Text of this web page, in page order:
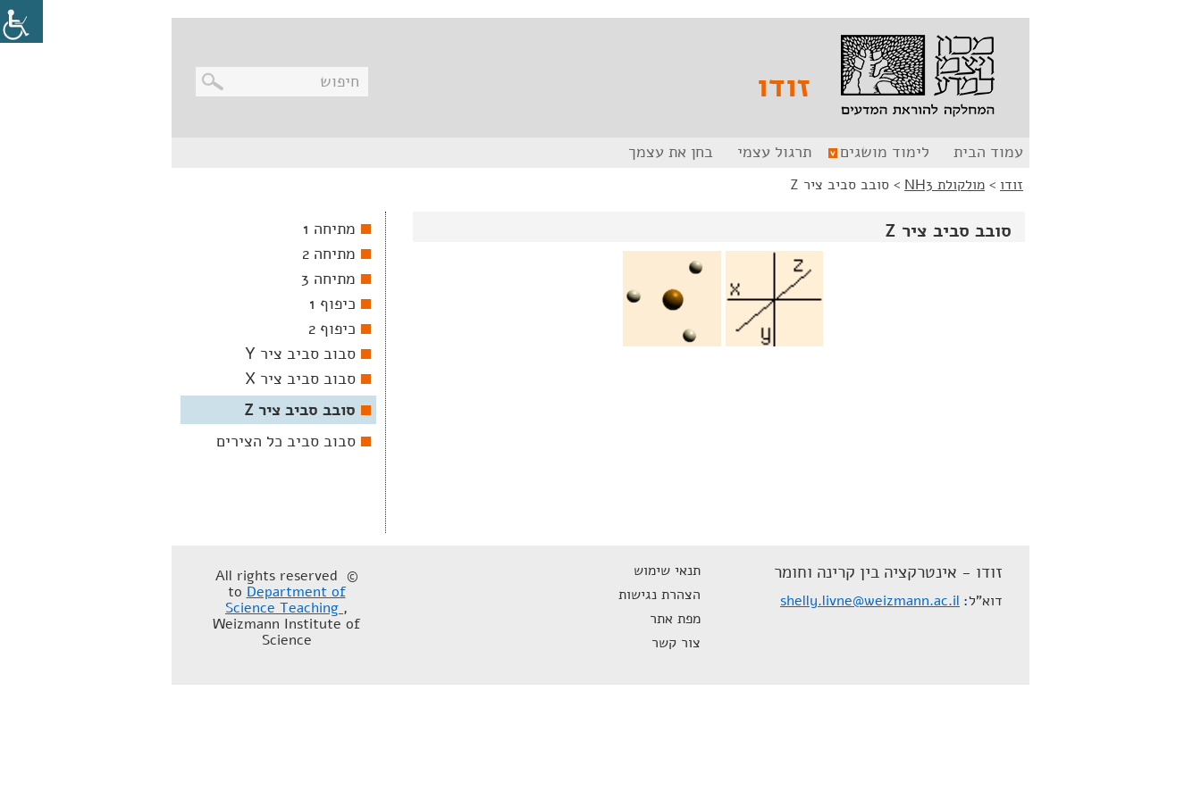
זודו
עמוד הבית לימוד מושגים תרגול עצמי בחן את עצמך
זודו > מולקולת NH3 > סובב סביב ציר Z
סובב סביב ציר Z
מתיחה 1
מתיחה 2
מתיחה 3
כיפוף 1
כיפוף 2
סבוב סביב ציר Y
סבוב סביב ציר X
סובב סביב ציר Z
סבוב סביב כל הצירים
זודו - אינטרקציה בין קרינה וחומר
דוא"ל shelly.livne@weizmann.ac.il
תנאי שימוש
הצהרת נגישות
מפת אתר
צור קשר
© All rights reserved
to Department of
Science Teaching ,
Weizmann Institute of
Science